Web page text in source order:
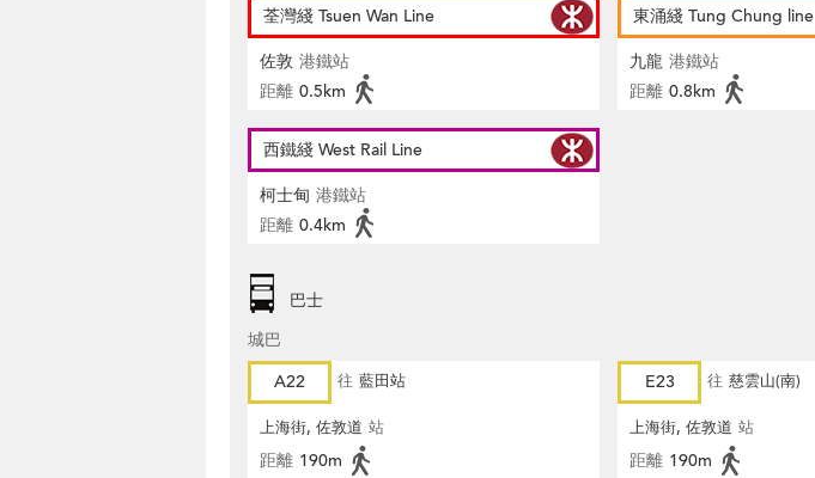
荃灣綫 Tsuen Wan Line
佐敦 港鐵站
距離 0.5km
東涌綫 Tung Chung line
九龍 港鐵站
距離 0.8km
西鐵綫 West Rail Line
柯士甸 港鐵站
距離 0.4km
巴士
城巴
A22
往 藍田站
上海街, 佐敦道 站
距離 190m
E23 往 慈雲山(南)
上海街, 佐敦道 站
距離 190m